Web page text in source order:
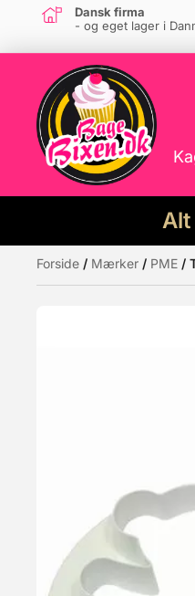
Dansk firma
- og eget lager i
Alt
Måske kunne
Forside / Mærker / PME /